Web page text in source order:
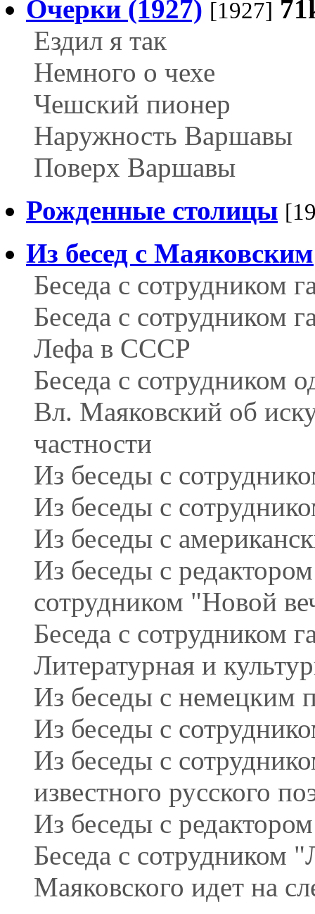
Очерки (1927) [1927]
Ездил я так
Немного о чехе
Чешский пионер
Наружность Варшавы
Поверх Варшавы
Рожденные столицы
Из бесед с Маяковским
Беседа с сотрудником
Беседа с сотрудником
Лефа в СССР
Беседа с сотрудником
Вл. Маяковский об
частности
Из беседы с
Из беседы с
Из беседы с
Из беседы с
сотрудником "Новой
Беседа с сотрудником
Литературная и
Из беседы с немецким
Из беседы с
Из беседы с
известного русского
Из беседы с
Беседа с сотрудником
Маяковского идет на